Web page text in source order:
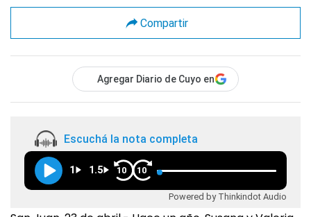
Compartir
Agregar Diario de Cuyo en
Escuchá la nota completa
1 1.5 10 10
Powered by Thinkindot Audio